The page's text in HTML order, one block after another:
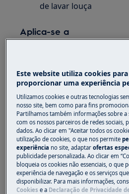
de lavar louça
Aplica-se a
Solução
Inspecione a tampa da bomba
garantir que não está
estranhos.
1. Desligue o
tomada.
2. Retire o filtro.
3. Elimine qualquer resto de
Este website utiliza cookies
proporcionar uma experiência
Utilizamos cookies e outras tecnologias
nosso site, bem como para fins
Partilhamos também informações sobre a
com os nossos parceiros de redes sociais,
dados. Ao clicar em "Aceitar todos os
utilização de cookies, o que nos permite
experiência no site, adaptarofertas
publicidade personalizada. Ao clicar em
bloqueia os cookies não essenciais, o que
experiência de navegação e os serviços
disponibilizar. Para mais informações,
Cookies e a Declaração de Privacidade